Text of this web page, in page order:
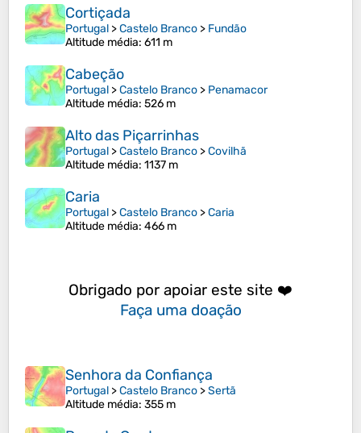
Cortiçada
Portugal >Castelo Branco > Fundão
Altitude média: 611 m
Cabeção
Portugal >Castelo Branco > Penamacor
Altitude média: 526 m
Alto das Piçarrinhas
Portugal >Castelo Branco >Covilhã
Altitude média: 1137 m
Caria
Portugal >Castelo Branco >Caria
Altitude média: 466 m
Obrigado por apoiar este site ❤️
Faça uma doação
Senhora da Confiança
Portugal >Castelo Branco >Sertã
Altitude média: 355 m